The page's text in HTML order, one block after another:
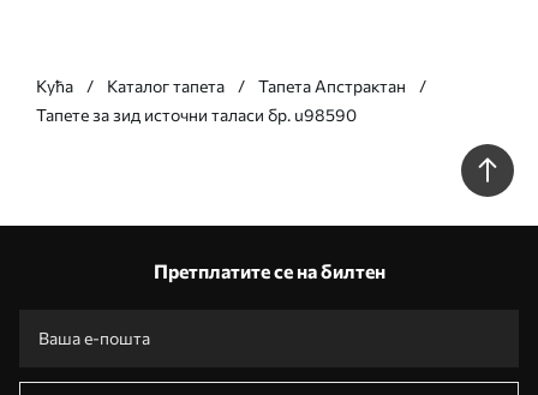
Кућа Каталог тапета
Тапета Апстрактан
Тапете за зид источни таласи бр. u98590
Претплатите се на билтен